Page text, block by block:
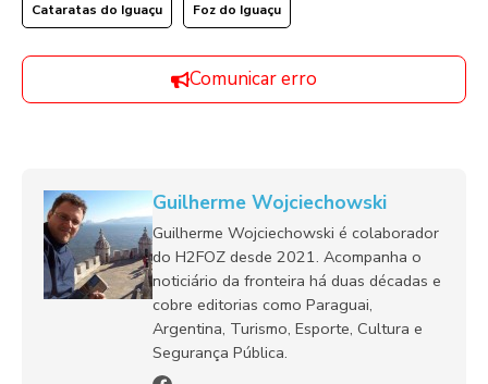
Cataratas do Iguaçu Foz do Iguaçu
Comunicar erro
Guilherme Wojciechowski
Guilherme Wojciechowski é colaborador
do H2FOZ desde 2021. Acompanha o
noticiário da fronteira há duas décadas e
cobre editorias como Paraguai,
Argentina, Turismo, Esporte, Cultura e
Segurança Pública.